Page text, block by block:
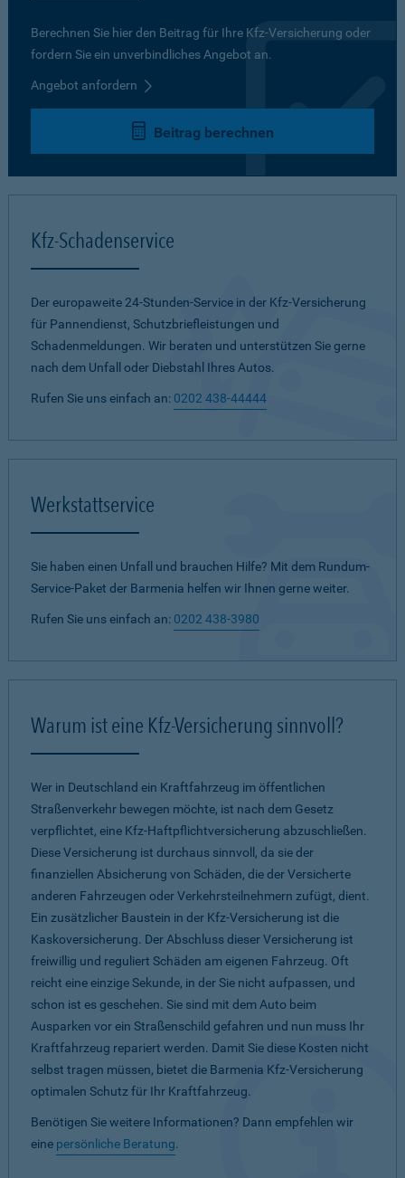
Berechnen Sie hier den Beitrag für Ihre Kfz-Versicherung oder
fordern Sie ein unverbindliches Angebot an.
Angebot anfordern
Beitrag berechnen
Kfz-Schadenservice
Der europaweite 24-Stunden-Service in der Kfz-Versicherung
für Pannendienst, Schutzbriefleistungen und
Schadenmeldungen. Wir beraten und unterstützen Sie gerne
nach dem Unfall oder Diebstahl Ihres Autos.
Rufen Sie uns einfach an: 0202 438-44444
Werkstattservice
Sie haben einen Unfall und brauchen Hilfe? Mit dem Rundum-
Service-Paket der Barmenia helfen wir Ihnen gerne weiter.
Rufen Sie uns einfach an: 0202 438-3980
Warum ist eine Kfz-Versicherung sinnvoll?
Wer in Deutschland ein Kraftfahrzeug im öffentlichen
Straßenverkehr bewegen möchte, ist nach dem Gesetz
verpflichtet, eine Kfz-Haftpflichtversicherung abzuschließen.
Diese Versicherung ist durchaus sinnvoll, da sie der
finanziellen Absicherung von Schäden, die der Versicherte
anderen Fahrzeugen oder Verkehrsteilnehmern zufügt, dient.
Ein zusätzlicher Baustein in der Kfz-Versicherung ist die
Kaskoversicherung. Der Abschluss dieser Versicherung ist
freiwillig und reguliert Schäden am eigenen Fahrzeug. Oft
reicht eine einzige Sekunde, in der Sie nicht aufpassen, und
schon ist es geschehen. Sie sind mit dem Auto beim
Ausparken vor ein Straßenschild gefahren und nun muss Ihr
Kraftfahrzeug repariert werden. Damit Sie diese Kosten nicht
selbst tragen müssen, bietet die Barmenia Kfz-Versicherung
optimalen Schutz für Ihr Kraftfahrzeug.
Benötigen Sie weitere Informationen? Dann empfehlen wir
eine persönliche Beratung.